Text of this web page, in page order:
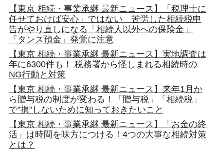
【東京 相続・事業承継 最新ニュース】「税理士に
任せておけば安心」ではない 苦労した相続税申
告がやり直しになる「相続人以外への保険金」
「タンス預金」発覚に注意
【東京 相続・事業承継 最新ニュース】実地調査は
年に6300件も！ 税務署から怪しまれる相続時の
NG行動と対策
【東京 相続・事業承継 最新ニュース】来年1月か
ら贈与税の制度が変わる！「贈与税」「相続税」
で”損”しないために知っておきたいこと
【東京 相続・事業承継 最新ニュース】「お金の終
活」は時間を味方につける！4つの大事な相続対策
とは？